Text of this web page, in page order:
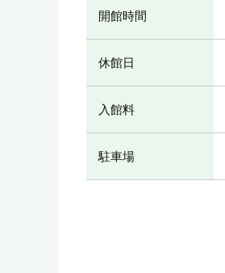
開館時間
休館日
入館料
駐車場